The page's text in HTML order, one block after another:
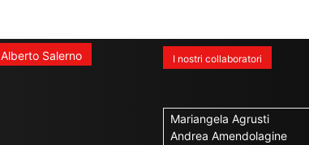
Salerno I nostri collaboratori
Mariangela Agrusti
Andrea Amendolagine